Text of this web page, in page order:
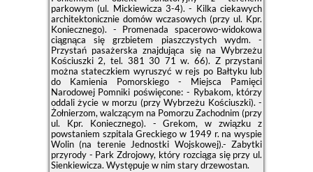
parkowym (ul. Mickiewicza 3-4). - Kilka ciekawych
architektonicznie domów wczasowych (przy ul. Kpr.
Koniecznego). - Promenada spacerowo-widokowa
ciągnąca się grzbietem piaszczystych wydm. -
Przystań pasażerska znajdująca się na Wybrzeżu
Kościuszki 2, tel. 381 30 71 w. 66). Z przystani
można stateczkiem wyruszyć w rejs po Bałtyku lub
do Kamienia Pomorskiego - Miejsca Pamięci
Narodowej Pomniki poświęcone: - Rybakom, którzy
oddali życie w morzu (przy Wybrzeżu Kościuszki). -
Żołnierzom, walczącym na Pomorzu Zachodnim (przy
ul. Kpr. Koniecznego). - Grekom, w związku z
powstaniem szpitala Greckiego w 1949 r. na wyspie
Wolin (na terenie Jednostki Wojskowej).- Zabytki
przyrody - Park Zdrojowy, który rozciąga się przy ul.
Sienkiewicza. Występuje w nim stary drzewostan.